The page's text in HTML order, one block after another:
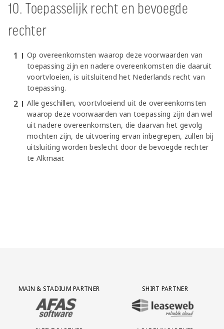
10. Toepasselijk recht en bevoegde
rechter
Op overeenkomsten waarop deze voorwaarden van
toepassing zijn en nadere overeenkomsten die daaruit
voortvloeien, is uitsluitend het Nederlands recht van
toepassing.
Alle geschillen, voortvloeiend uit de overeenkomsten
waarop deze voorwaarden van toepassing zijn dan wel
uit nadere overeenkomsten, die daarvan het gevolg
mochten zijn, de uitvoering ervan inbegrepen, zullen bij
uitsluiting worden beslecht door de bevoegde rechter
te Alkmaar.
Partner Logos Grid
MAIN & STADIUM PARTNER
BEZOEK ONZE MAIN & STADIUM PARTNER AFAS SOFTWARE
SHIRT PARTNER
BEZOEK ONZE SHIRT PARTNER